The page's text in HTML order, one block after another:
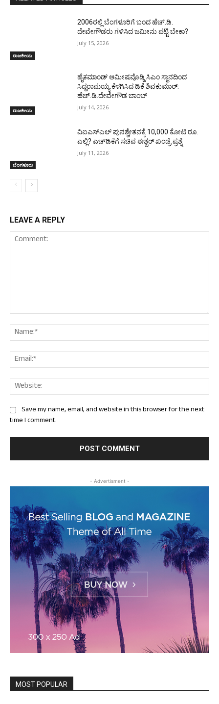
ರಾಜಕೀಯ
2006ರಲ್ಲಿ ಬೆಂಗಳೂರಿಗೆ ಬಂದ ಹೆಚ್.ಡಿ.
ದೇವೇಗೌಡರು ಗಳಿಸಿದ ಜಮೀನು ಪಟ್ಟಿ ಬೇಕಾ?
July 15, 2026
ರಾಜಕೀಯ
ಹೈಕಮಾಂಡ್ ಆಮೀಷವೊಡ್ಡಿ ಸಿಎಂ ಸ್ಥಾನದಿಂದ
ಸಿದ್ದರಾಮಯ್ಯ ಕೆಳಗಿಸಿದ ಡಿಕೆ ಶಿವಕುಮಾರ್:
ಹೆಚ್.ಡಿ.ದೇವೇಗೌಡ ಬಾಂಬ್
July 14, 2026
ಬೆಂಗಳೂರು
ವಿಐಎಸ್ಎಲ್ ಪುನಶ್ಚೇತನಕ್ಕೆ 10,000 ಕೋಟಿ ರೂ.
ಎಲ್ಲಿ? ಎಚ್‌ಡಿಕೆಗೆ ಸಚಿವ ಈಶ್ಖರ್‌ ಖಂಡ್ರೆ ಪ್ರಶ್ನೆ
July 11, 2026
LEAVE A REPLY
Save my name, email, and website in this browser for the next
time I comment.
- Advertisment -
MOST POPULAR